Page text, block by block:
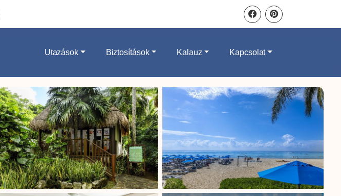
Utazások Biztosítások Kalauz Kapcsolat